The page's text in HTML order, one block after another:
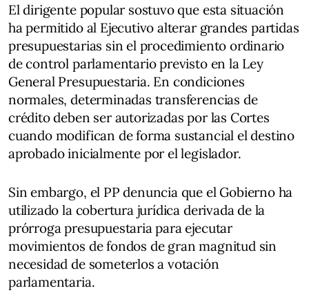
El dirigente popular sostuvo que esta situación
ha permitido al Ejecutivo alterar grandes partidas
presupuestarias sin el procedimiento ordinario
de control parlamentario previsto en la Ley
General Presupuestaria. En condiciones
normales, determinadas transferencias de
crédito deben ser autorizadas por las Cortes
cuando modifican de forma sustancial el destino
aprobado inicialmente por el legislador.
Sin embargo, el PP denuncia que el Gobierno ha
utilizado la cobertura jurídica derivada de la
prórroga presupuestaria para ejecutar
movimientos de fondos de gran magnitud sin
necesidad de someterlos a votación
parlamentaria.